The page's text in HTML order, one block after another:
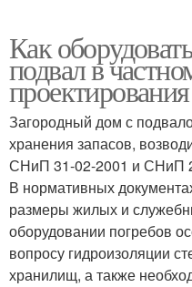
Как
подвал в
Загородный дом с
хранения запасов,
СНиП 31-02-2001 и СНиП
В нормативных
размеры жилых и
оборудовании погребов
вопросу гидроизоляции
хранилищ, а также